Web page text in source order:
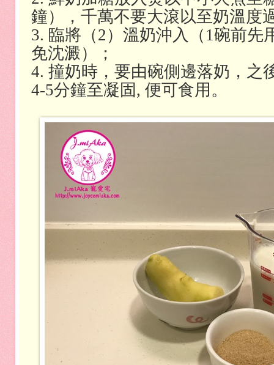
鐘），千萬不要大滾以至奶溫度
3. 臨將（2）溫奶沖入（1碗前先
免沈澱）；
4. 撞奶時，要由碗側邊落奶，之
4-5分鐘至凝固, 便可食用。